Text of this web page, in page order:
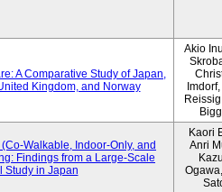
A Comparative Study of Japan,
Kingdom, and Norway
Akio
Walkable, Indoor-Only, and
Findings from a Large-Scale
Study in Japan
Kaori
Anri